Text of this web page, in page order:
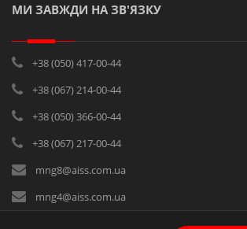
МИ ЗАВЖДИ НА ЗВ'ЯЗКУ
+38 (050) 417-00-44
+38 (067) 214-00-44
+38 (050) 366-00-44
+38 (067) 217-00-44
mng8@aiss.com.ua
mng4@aiss.com.ua